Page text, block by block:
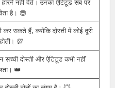
वह ऐटिटूड कभी भी दोस्ती से ज्यादा नहीं
💯
हमारा ऐटिटूड ही सबसे खास होता है।
💥
नहीं देते। उनका ऐटिटूड सब पर
है। 😎